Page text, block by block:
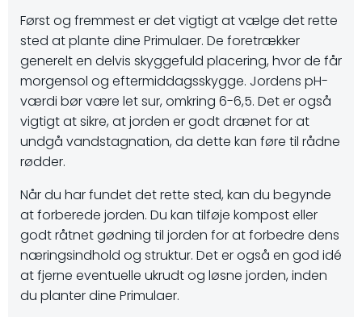
Først og fremmest er det vigtigt at vælge det rette
sted at plante dine Primulaer. De foretrækker
generelt en delvis skyggefuld placering, hvor de får
morgensol og eftermiddagsskygge. Jordens pH-
værdi bør være let sur, omkring 6-6,5. Det er også
vigtigt at sikre, at jorden er godt drænet for at
undgå vandstagnation, da dette kan føre til rådne
rødder.
Når du har fundet det rette sted, kan du begynde
at forberede jorden. Du kan tilføje kompost eller
godt råtnet gødning til jorden for at forbedre dens
næringsindhold og struktur. Det er også en god idé
at fjerne eventuelle ukrudt og løsne jorden, inden
du planter dine Primulaer.